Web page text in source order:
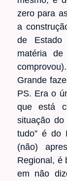
zero para
a
de
matéria
Grande
PS. Era o
que está
situação
tudo” é do
(não)
Regional, é
em não